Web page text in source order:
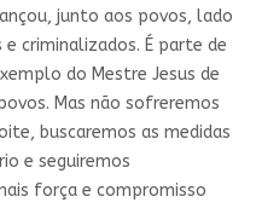
junto aos povos, lado
criminalizados. É parte de
do Mestre Jesus de
Mas não sofreremos
buscaremos as medidas
e seguiremos
força e compromisso